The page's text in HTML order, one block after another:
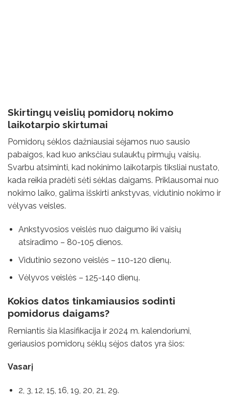
Skirtingų veislių pomidorų nokimo
laikotarpio skirtumai
Pomidorų sėklos dažniausiai sėjamos nuo sausio
pabaigos, kad kuo anksčiau sulauktų pirmųjų vaisių.
Svarbu atsiminti, kad nokinimo laikotarpis tiksliai nustato,
kada reikia pradėti sėti sėklas daigams. Priklausomai nuo
nokimo laiko, galima išskirti ankstyvas, vidutinio nokimo ir
vėlyvas veisles.
Ankstyvosios veislės nuo daigumo iki vaisių
atsiradimo – 80-105 dienos.
Vidutinio sezono veislės – 110-120 dienų.
Vėlyvos veislės – 125-140 dienų.
Kokios datos tinkamiausios sodinti
pomidorus daigams?
Remiantis šia klasifikacija ir 2024 m. kalendoriumi,
geriausios pomidorų sėklų sėjos datos yra šios:
Vasarį
2, 3, 12, 15, 16, 19, 20, 21, 29.